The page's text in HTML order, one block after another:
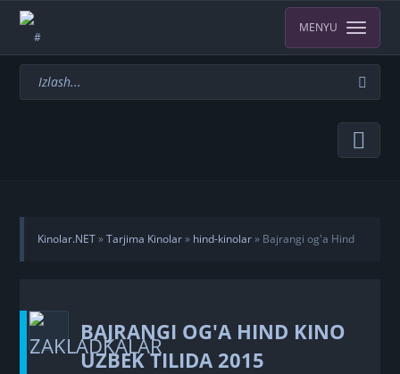
MENYU
Kinolar.NET»Tarjima Kinolar» hind-kinolar» Bajrangi og'a Hind
BAJRANGI OG'A HIND KINO
UZBEK TILIDA 2015